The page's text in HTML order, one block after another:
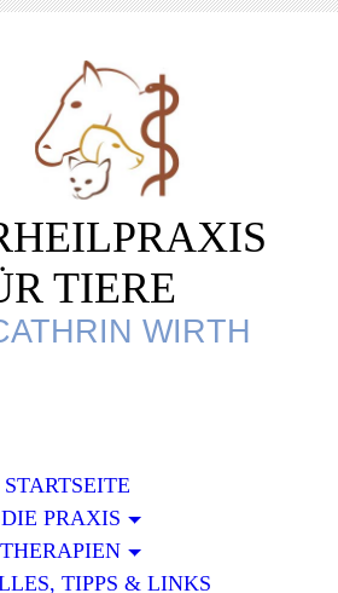
TIERE
WIRTH
STARTSEITE
DIE PRAXIS
THERAPIEN
TIPPS & LINKS